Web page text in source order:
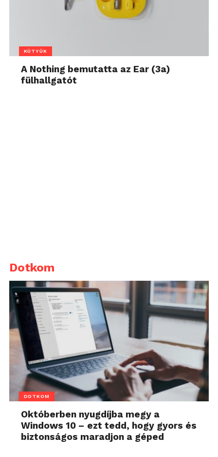
KÜTYÜK
A Nothing bemutatta az Ear (3a)
fülhallgatót
Dotkom
DOTKOM
Októberben nyugdíjba megy a
Windows 10 – ezt tedd, hogy gyors és
biztonságos maradjon a géped